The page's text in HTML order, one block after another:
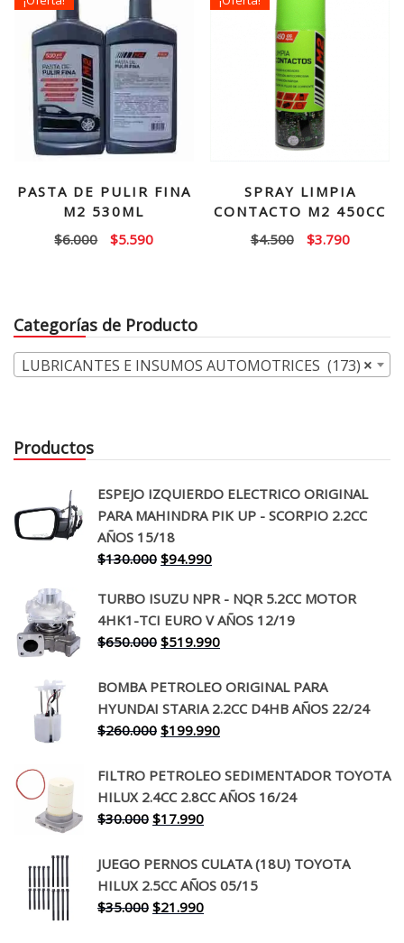
$25.000. $16.990.
PASTA DE PULIR FINA
M2 530ML
$6.000
El
$6.000.
$5.590El
$5.590.
SPRAY LIMPIA
CONTACTO M2 450CC
$4.500
El
$3.790El
Categorías de Producto
×
LUBRICANTES E INSUMOS AUTOMOTRICES (173)
Productos
ESPEJO IZQUIERDO ELECTRICO ORIGINAL
PARA MAHINDRA PIK UP - SCORPIO 2.2CC
AÑOS 15/18
$130.000 El
original
era:
$130.000.
$94.990El
actual
es:
$94.990.
TURBO ISUZU NPR - NQR 5.2CC MOTOR
4HK1-TCI EURO V AÑOS 12/19
$650.000 El
original
era:
$650.000.
$519.990El
actual
es:
$519.990.
BOMBA PETROLEO ORIGINAL PARA
HYUNDAI STARIA 2.2CC D4HB AÑOS 22/24
$260.000 El
original
era:
$260.000.
$199.990El
actual
es:
FILTRO PETROLEO SEDIMENTADOR TOYOTA
HILUX 2.4CC 2.8CC AÑOS 16/24
$30.000 El
original
era:
$30.000.
$17.990El
actual
es:
$17.990.
JUEGO PERNOS CULATA (18U) TOYOTA
HILUX 2.5CC AÑOS 05/15
$35.000 El
$21.990El